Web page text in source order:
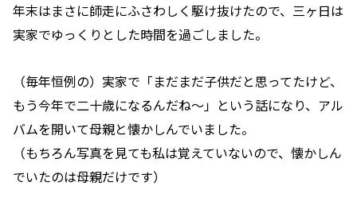
年末はまさに師走にふさわしく駆け抜けたので、三ヶ日は
実家でゆっくりとした時間を過ごしました。
（毎年恒例の）実家で「まだまだ子供だと思ってたけど、
もう今年で二十歳になるんだね～」という話になり、アル
バムを開いて母親と懐かしんでいました。
（もちろん写真を見ても私は覚えていないので、懐かしん
でいたのは母親だけです）